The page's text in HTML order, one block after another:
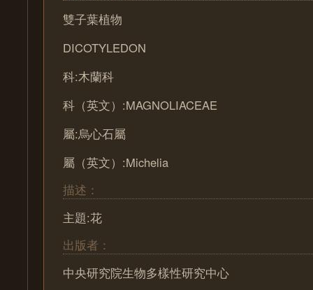
雙子葉植物
DICOTYLEDON
科:木蘭科
科（英文）:MAGNOLIACEAE
屬:烏心石屬
屬（英文）:Michelia
描述：
主題:花
出版者：
中央研究院生物多樣性研究中心